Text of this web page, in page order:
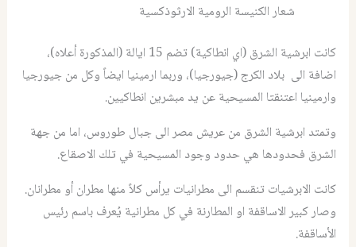
شعار الكنيسة الرومية الارثوذكسية
كانت ابرشية الشرق (اي انطاكية) تضم 15 ايالة (المذكورة أعلاه)،
اضافة الى بلاد الكرج (جيورجيا)، وربما ارمينيا ايضاً وكل من جيورجيا
وارمينيا اعتنقتا المسيحية عن يد مبشرين انطاكيين.
وتمتد ابرشية الشرق من عريش مصر الى جبال طوروس، اما من جهة
الشرق فحدودها هي حدود وجود المسيحية في تلك الاصقاع.
كانت الابرشيات تنقسم الى مطرانيات يرأس كلاً منها مطران أو مطرانان.
وصار كبير الاساقفة او المطارنة في كل مطرانية يُعرف باسم رئيس
الأساقفة.